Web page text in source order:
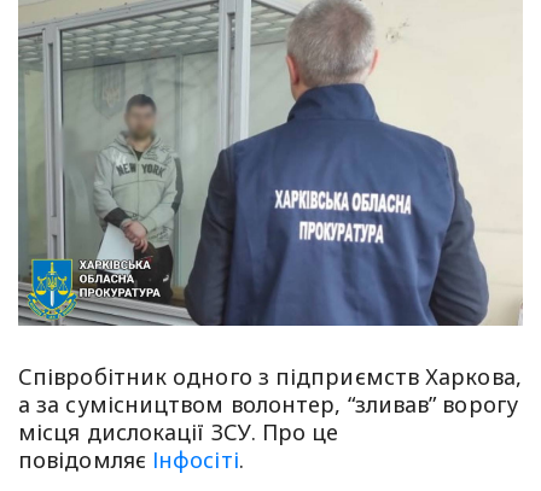
Співробітник одного з підприємств Харкова,
а за сумісництвом волонтер, “зливав” ворогу
місця дислокації ЗСУ. Про це
повідомляє Інфосіті.